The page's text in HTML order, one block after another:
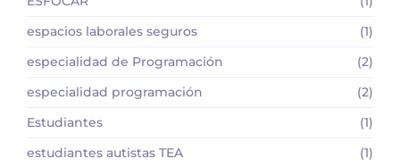
espacios laborales seguros
(1)
especialidad de Programación
(2)
especialidad programación
(2)
Estudiantes
(1)
estudiantes autistas TEA
(1)